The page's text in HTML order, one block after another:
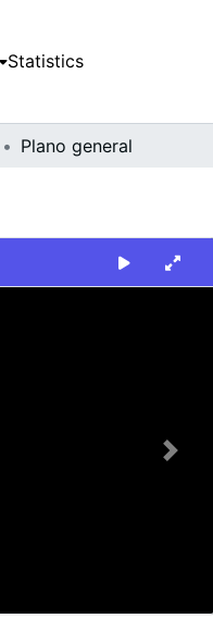
Statistics
Plano general
Next